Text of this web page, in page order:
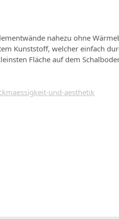
nahezu ohne
Kunststoff, welcher einfach
Fläche auf dem
und-aesthetik